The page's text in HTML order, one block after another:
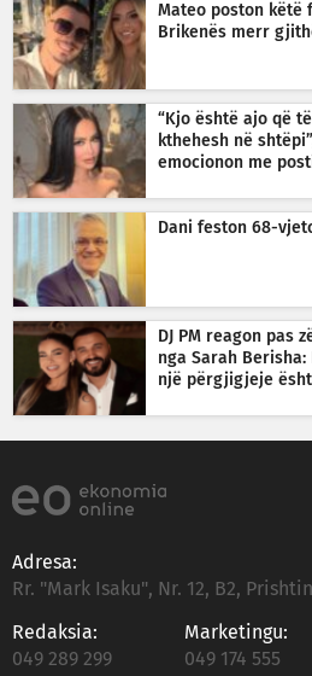
Mateo poston këtë
Brikenës merr
“Kjo është ajo që
kthehesh në
emocionon me
Dani feston 68-
DJ PM reagon pas
nga Sarah Berisha:
një përgjigjeje
Adresa:
Rr. "Mark Isaku", Nr. 12, B2,
Redaksia:
049 289 299
Marketingu:
049 174 555